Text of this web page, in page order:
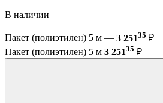
В наличии
Пакет (полиэтилен) 5 м — 3 25135 ₽
Пакет (полиэтилен) 5 м 3 25135 ₽